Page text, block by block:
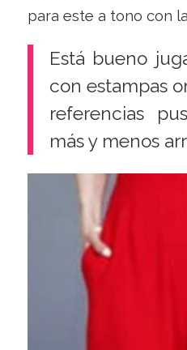
para este a tono con
Está bueno
con estampas
referencias
más y menos